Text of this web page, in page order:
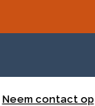
Neem contact op